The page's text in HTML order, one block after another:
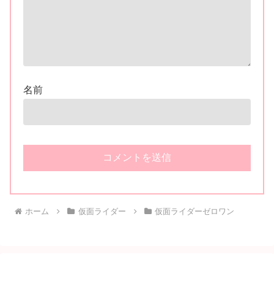
名前
ホーム 仮面ライダー 仮面ライダーゼロワン